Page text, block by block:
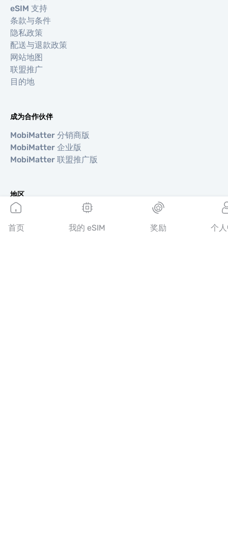
eSIM 支持
条款与条件
隐私政策
配送与退款政策
网站地图
联盟推广
目的地
成为合作伙伴
MobiMatter 分销商版
MobiMatter 企业版
MobiMatter 联盟推广版
地区
欧洲 eSIM
亚洲 eSIM
首页 我的 eSIM 奖励 个